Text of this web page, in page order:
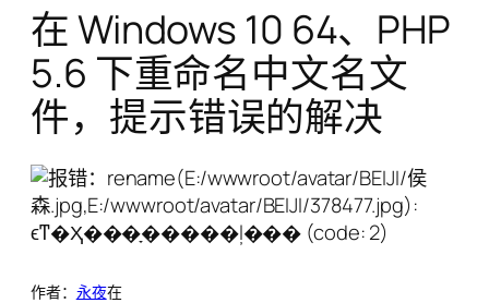
在 Windows 10 64、PHP
5.6 下重命名中文名文
件，提示错误的解决
作者： 永夜在